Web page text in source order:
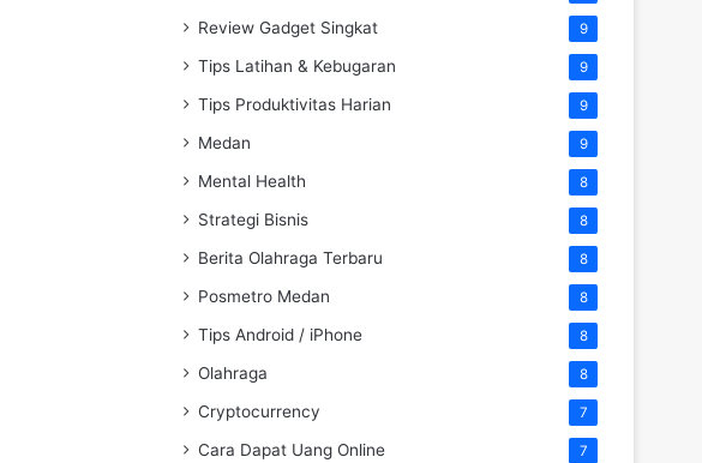
Review Gadget Singkat 9
Tips Latihan & Kebugaran 9
Tips Produktivitas Harian 9
Medan 9
Mental Health 8
Strategi Bisnis 8
Berita Olahraga Terbaru 8
Posmetro Medan 8
Tips Android / iPhone 8
Olahraga 8
Cryptocurrency 7
Cara Dapat Uang Online 7